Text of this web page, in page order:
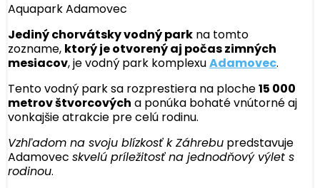
Aquapark Adamovec
Jediný chorvátsky vodný park na tomto
zozname, ktorý je otvorený aj počas zimných
mesiacov, je vodný park komplexuAdamovec.
Tento vodný park sa rozprestiera na ploche15 000
metrov štvorcových a ponúka bohaté vnútorné aj
vonkajšie atrakcie pre celú rodinu.
Vzhľadom na svoju blízkosť k Záhrebu predstavuje
Adamovec skvelú príležitosť na jednodňový výlet s
rodinou.